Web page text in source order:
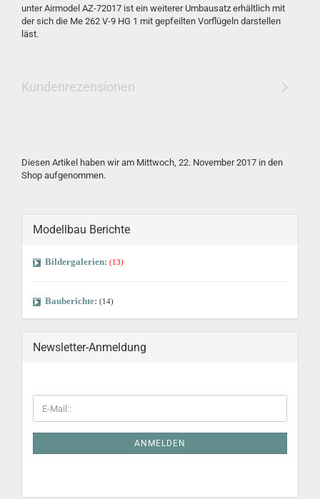
unter Airmodel AZ-72017 ist ein weiterer Umbausatz erhältlich mit
der sich die Me 262 V-9 HG 1 mit gepfeilten Vorflügeln darstellen
läst.
Kundenrezensionen
Diesen Artikel haben wir am Mittwoch, 22. November 2017 in den
Shop aufgenommen.
Modellbau Berichte
Bildergalerien: (13)
Bauberichte: (14)
Newsletter-Anmeldung
ANMELDEN